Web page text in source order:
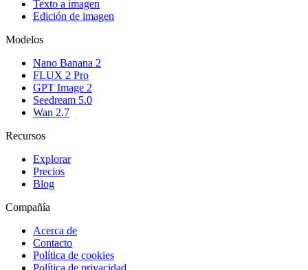
Texto a imagen
Edición de imagen
Modelos
Nano Banana 2
FLUX 2 Pro
GPT Image 2
Seedream 5.0
Wan 2.7
Recursos
Explorar
Precios
Blog
Compañía
Acerca de
Contacto
Política de cookies
Política de privacidad